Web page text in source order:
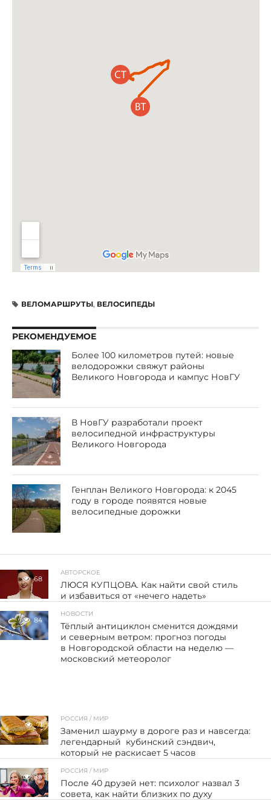
ВЕЛОМАРШРУТЫ, ВЕЛОСИПЕДЫ
РЕКОМЕНДУЕМОЕ
Более 100 километров путей: новые
велодорожки свяжут районы
Великого Новгорода и кампус НовГУ
В НовГУ разработали проект
велосипедной инфраструктуры
Великого Новгорода
Генплан Великого Новгорода: к 2045
году в городе появятся новые
велосипедные дорожки
68
АВТОРСКОЕ
ЛЮСЯ КУПЦОВА. Как найти свой стиль
и избавиться от «нечего надеть»
84
НОВОСТИ
Тёплый антициклон сменится дождями
и северным ветром: прогноз погоды
в Новгородской области на неделю —
московский метеоролог
71
РОССИЯ / МИР
Заменил шаурму в дороге раз и навсегда:
легендарный кубинский сэндвич,
который не раскисает 5 часов
39
РОССИЯ / МИР
После 40 друзей нет: психолог назвал 3
совета, как найти близких по духу